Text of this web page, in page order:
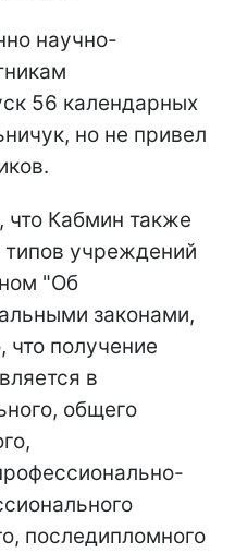
научно-
56 календарных
но не привел
что Кабмин также
учреждений
"Об
законами,
что получение
в
общего
последипломного